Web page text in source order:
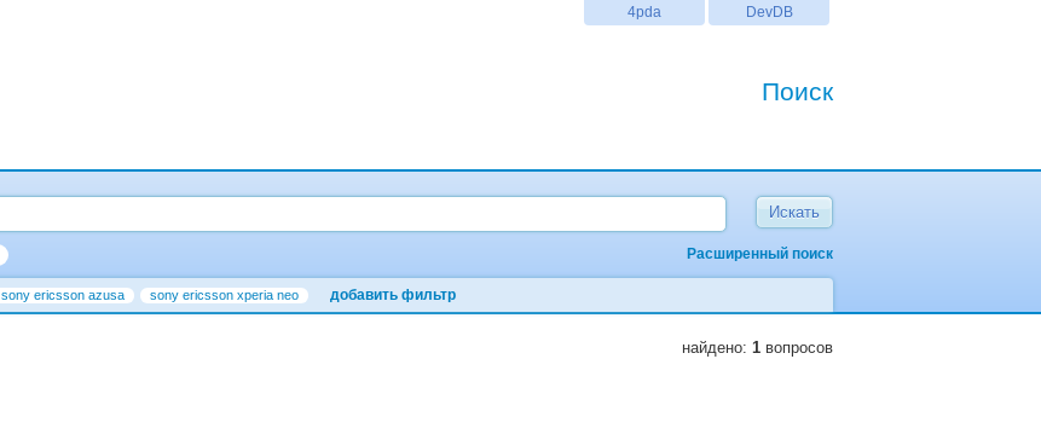
DevDB
4pda
Поиск
Расширенный поиск
sony ericsson azusa sony ericsson xperia neo добавить фильтр
найдено: 1 вопросов